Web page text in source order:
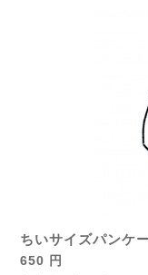
ちいサイズパンケ
650 円